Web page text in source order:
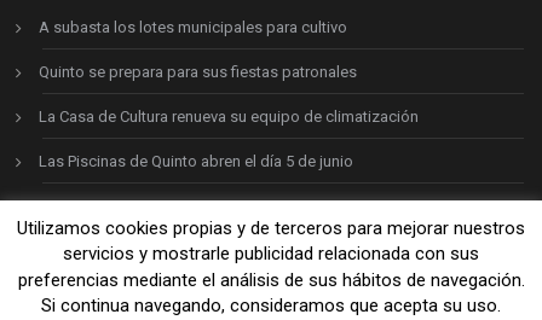
A subasta los lotes municipales para cultivo
Quinto se prepara para sus fiestas patronales
La Casa de Cultura renueva su equipo de climatización
Las Piscinas de Quinto abren el día 5 de junio
Ayto. de Quinto © 2026
Aviso legal-Política de privacidad-Política de cookies
Utilizamos cookies propias y de terceros para mejorar nuestros
servicios y mostrarle publicidad relacionada con sus
preferencias mediante el análisis de sus hábitos de navegación.
Si continua navegando, consideramos que acepta su uso.